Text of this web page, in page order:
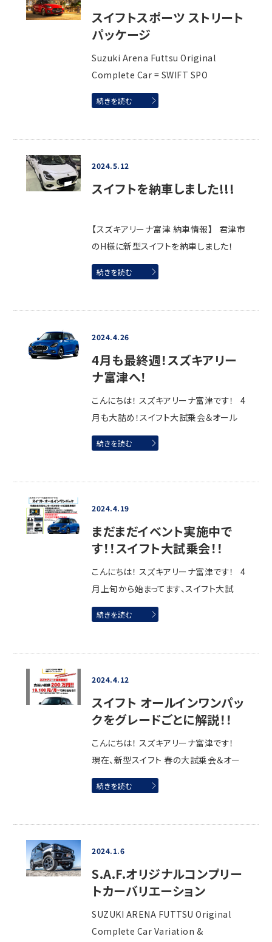
スイフトスポーツ ストリート
パッケージ
Suzuki Arena Futtsu Original
Complete Car = SWIFT SPO
続きを読む
2024.5.12
スイフトを納車しました!!!
【スズキアリーナ富津 納車情報】 君津市
のH様に新型スイフトを納車しました！
続きを読む
2024.4.26
4月も最終週！スズキアリー
ナ富津へ！
こんにちは！ スズキアリーナ富津です！ 4
月も大詰め！スイフト大試乗会＆オール
続きを読む
2024.4.19
まだまだイベント実施中で
す！！スイフト大試乗会！！
こんにちは！ スズキアリーナ富津です！ 4
月上旬から始まってます、スイフト大試
続きを読む
2024.4.12
スイフト オールインワンパッ
クをグレードごとに解説！！
こんにちは！ スズキアリーナ富津です！
現在、新型スイフト 春の大試乗会＆オー
続きを読む
2024.1.6
S.A.F.オリジナルコンプリー
トカーバリエーション
SUZUKI ARENA FUTTSU Original
Complete Car Variation &